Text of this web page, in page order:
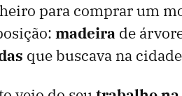
para comprar um
madeira de
que buscava na